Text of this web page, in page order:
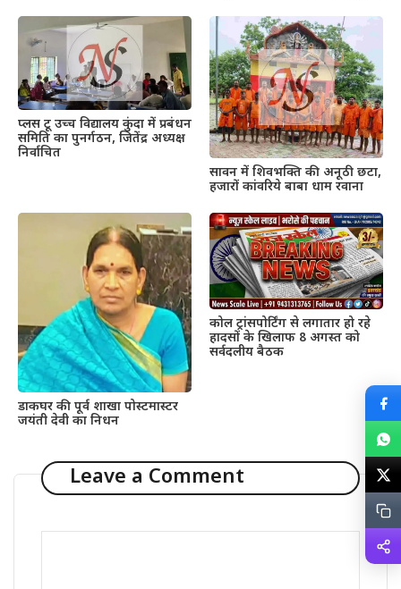
प्लस टू उच्च विद्यालय कुंदा में प्रबंधन
समिति का पुनर्गठन, जितेंद्र अध्यक्ष
निर्वाचित
सावन में शिवभक्ति की अनूठी छटा,
हजारों कांवरिये बाबा धाम रवाना
डाकघर की पूर्व शाखा पोस्टमास्टर
जयंती देवी का निधन
कोल ट्रांसपोर्टिंग से लगातार हो रहे
हादसों के खिलाफ 8 अगस्त को
सर्वदलीय बैठक
Leave a Comment